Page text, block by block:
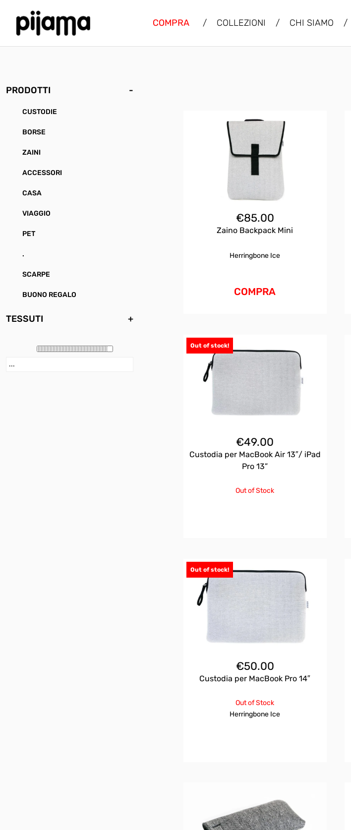
COMPRA / COLLEZIONI / CHI SIAMO /
PRODOTTI -
CUSTODIE
BORSE
ZAINI
ACCESSORI
CASA
VIAGGIO
PET
.
SCARPE
BUONO REGALO
TESSUTI +
€85.00
Zaino Backpack Mini
Herringbone Ice
COMPRA
Out of stock!
€49.00
Custodia per MacBook Air 13″/ iPad
Pro 13”
Out of Stock
Out of stock!
€50.00
Custodia per MacBook Pro 14″
Out of Stock
Herringbone Ice